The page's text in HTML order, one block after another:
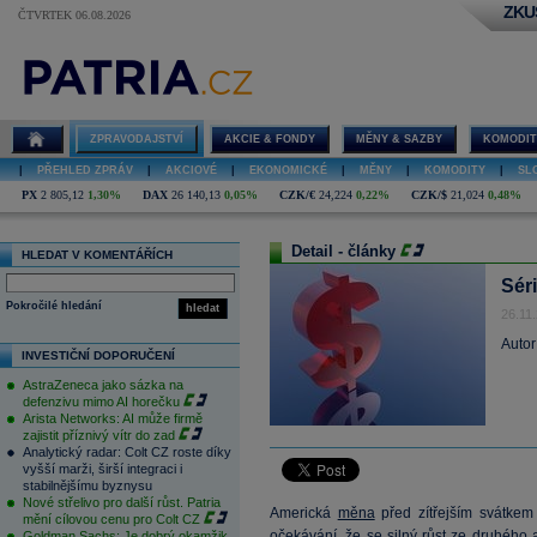
ČTVRTEK 06.08.2026
ZPRAVODAJSTVÍ AKCIE & FONDY MĚNY & SAZBY
PŘEHLED ZPRÁV AKCIOVÉ EKONOMICKÉ MĚNY KOMODITY
PX 2 805,12 1,30% DAX 26 140,13 0,05% CZK/€ 24,224 0,22% CZK/$ 21,024 0,48%
HLEDAT V KOMENTÁŘÍCH
hledat
Pokročilé hledání
INVESTIČNÍ DOPORUČENÍ
AstraZeneca jako sázka na
defenzivu mimo AI horečku
Arista Networks: AI může firmě
zajistit příznivý vítr do zad
Analytický radar: Colt CZ roste díky
vyšší marži, širší integraci i
stabilnějšímu byznysu
Nové střelivo pro další růst. Patria
mění cílovou cenu pro Colt CZ
Detail - články
Americká měnapřed zítřejším